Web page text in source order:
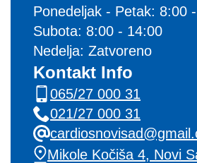
Ponedeljak - Petak: 8:00
Subota: 8:00 - 14:00
Nedelja: Zatvoreno
Kontakt Info
065/27 000 31
021/27 000 31
Mikole Kočiša 4, Novi